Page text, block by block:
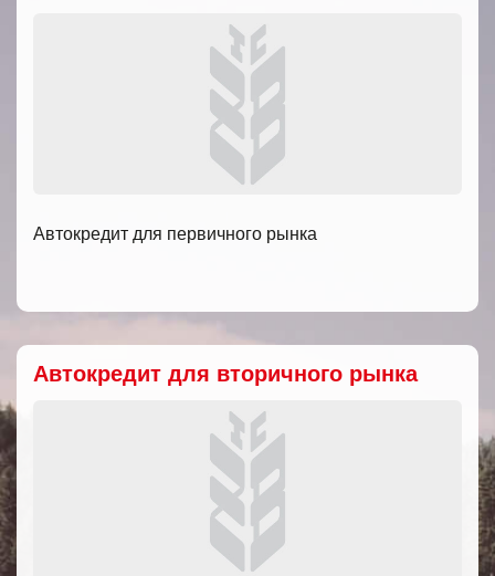
Автокредит для первичного рынка
Автокредит для вторичного рынка